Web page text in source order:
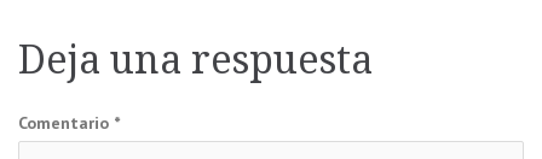
entradas
Deja una respuesta
Comentario *